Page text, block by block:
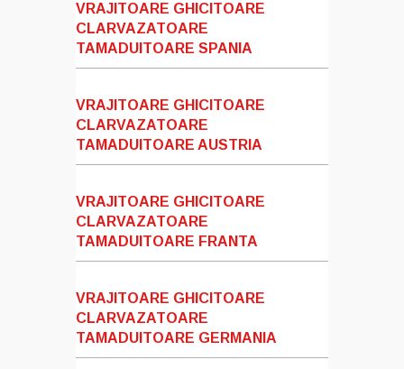
VRAJITOARE GHICITOARE
CLARVAZATOARE
TAMADUITOARE SPANIA
VRAJITOARE GHICITOARE
CLARVAZATOARE
TAMADUITOARE AUSTRIA
VRAJITOARE GHICITOARE
CLARVAZATOARE
TAMADUITOARE FRANTA
VRAJITOARE GHICITOARE
CLARVAZATOARE
TAMADUITOARE GERMANIA